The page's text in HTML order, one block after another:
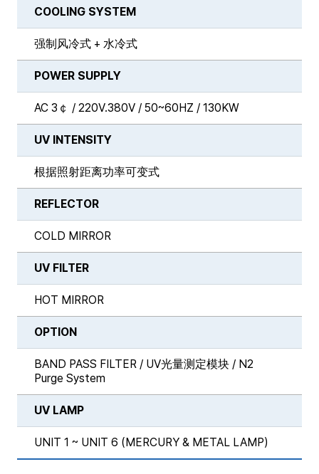
COOLING SYSTEM
强制风冷式 + 水冷式
POWER SUPPLY
AC 3￠ / 220V.380V / 50~60HZ / 130KW
UV INTENSITY
根据照射距离功率可变式
REFLECTOR
COLD MIRROR
UV FILTER
HOT MIRROR
OPTION
BAND PASS FILTER / UV光量测定模块 / N2
Purge System
UV LAMP
UNIT 1 ~ UNIT 6 (MERCURY & METAL LAMP)